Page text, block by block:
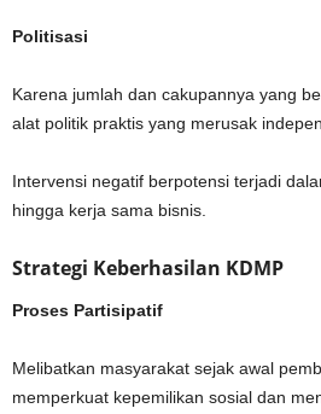
Politisasi
Karena jumlah dan cakupannya yang
alat politik praktis yang merusak
Intervensi negatif berpotensi terjadi
hingga kerja sama bisnis.
Strategi Keberhasilan KDMP
Proses Partisipatif
Melibatkan masyarakat sejak awal
memperkuat kepemilikan sosial dan